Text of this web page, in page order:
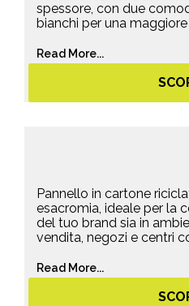
spessore, con due
bianchi per una
Read More...
Pannello in cartone
esacromia, ideale per la
del tuo brand sia in
vendita, negozi e centri
Read More...